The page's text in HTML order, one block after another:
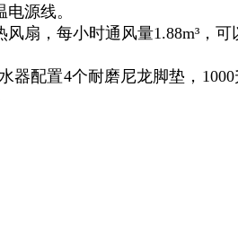
源线。
扇，每小时通风量1.88m³，
器配置4个耐磨尼龙脚垫，